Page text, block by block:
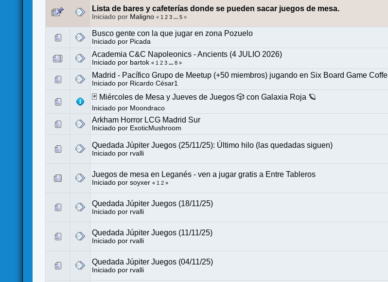
Lista de bares y cafeterías donde se pueden sacar juegos de mesa.
Iniciado por Maligno « 1 2 3 ...5 »
Busco gente con la que jugar en zona Pozuelo
Iniciado por Picada
Academia C&C Napoleonics - Ancients (4 JULIO 2026)
Iniciado por bartok « 1 2 3 ...8 »
Madrid - Pacífico Grupo de Meetup (+50 miembros) jugando en Six Board Game Coffe
Iniciado por Ricardo César1
🃏 Miércoles de Mesa y Jueves de Juegos 🎲 con Galaxia Roja 🪐
Iniciado por Moondraco
Arkham Horror LCG Madrid Sur
Iniciado por ExoticMushroom
Quedada Júpiter Juegos (25/11/25): Último hilo (las quedadas siguen)
Iniciado por rvalli
Juegos de mesa en Leganés - ven a jugar gratis a Entre Tableros
Iniciado porsoyxer « 1 2 »
Quedada Júpiter Juegos (18/11/25)
Iniciado por rvalli
Quedada Júpiter Juegos (11/11/25)
Iniciado por rvalli
Quedada Júpiter Juegos (04/11/25)
Iniciado por rvalli